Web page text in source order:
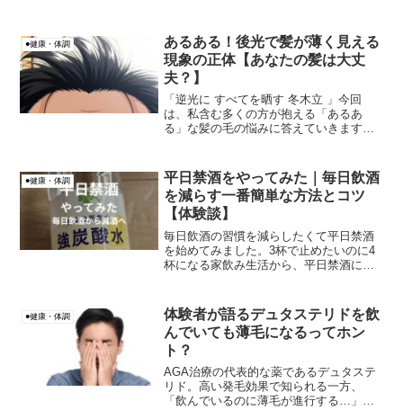
す。薄毛を隠すことばかり考えてしまう
と、かえって不自然な髪型...
●健康・体調
あるある！後光で髪が薄く見える
現象の正体【あなたの髪は大丈
夫？】
「逆光に すべてを晒す 冬木立 」今回
は、私含む多くの方が抱える「あるあ
る」な髪の毛の悩みに答えていきます。
の屋外や、照明の真下などで、ギョッと
した経験がある方もいるの...
●健康・体調
平日禁酒をやってみた｜毎日飲酒
を減らす一番簡単な方法とコツ
【体験談】
毎日飲酒の習慣を減らしたくて平日禁酒
を始めてみました。3杯で止めたいのに4
杯になる家飲み生活から、平日禁酒にし
●健康・体調
体験者が語るデュタステリドを飲
んでいても薄毛になるってホン
ト？
AGA治療の代表的な薬であるデュタステ
リド。高い発毛効果で知られる一方、
「飲んでいるのに薄毛が進行する…」と